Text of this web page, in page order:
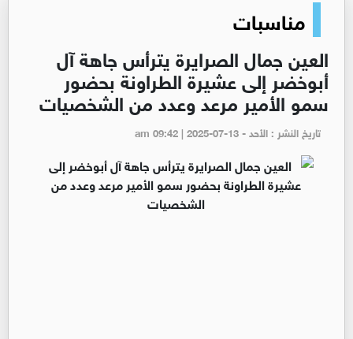
مناسبات
العين جمال الصرايرة يترأس جاهة آل
أبوخضر إلى عشيرة الطراونة بحضور
سمو الأمير مرعد وعدد من الشخصيات
تاريخ النشر : الأحد - am 09:42 | 2025-07-13